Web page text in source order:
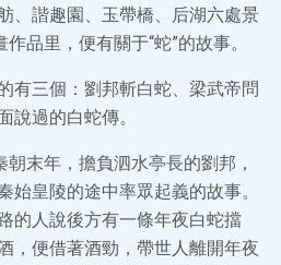
、諧趣園、玉帶橋、后湖六處景
品里，便有關于“蛇”的故事。
有三個：劉邦斬白蛇、梁武帝問
說過的白蛇傳。
朝末年，擔負泗水亭長的劉邦，
始皇陵的途中率眾起義的故事。
的人說後方有一條年夜白蛇擋
，便借著酒勁，帶世人離開年夜